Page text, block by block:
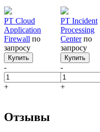
PT Cloud
Application
Firewall по
запросу
Купить
-
+
PT Incident
Processing
Center по
запросу
Купить
-
+
Отзывы